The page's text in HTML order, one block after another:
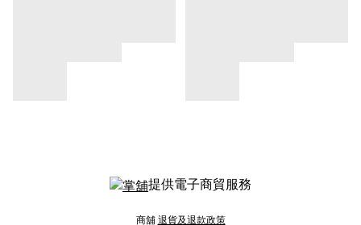
提供電子商貿服務
商舖 退貨及退款政策